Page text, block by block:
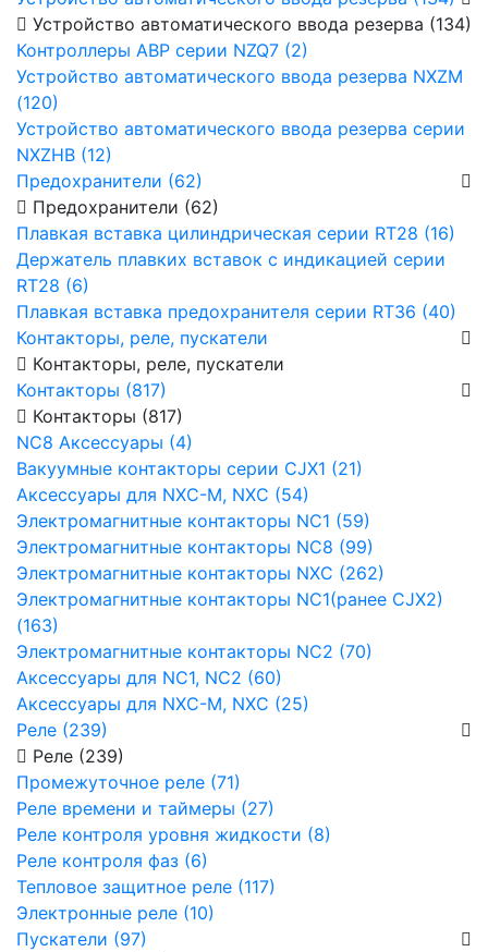
Устройство автоматического ввода резерва (134)
Контроллеры АВР серии NZQ7 (2)
Устройство автоматического ввода резерва NXZM
(120)
Устройство автоматического ввода резерва серии
NXZHB (12)
Предохранители (62)
Предохранители (62)
Плавкая вставка цилиндрическая серии RT28 (16)
Держатель плавких вставок с индикацией серии
RT28 (6)
Плавкая вставка предохранителя серии RT36 (40)
Контакторы, реле, пускатели
Контакторы, реле, пускатели
Контакторы (817)
Контакторы (817)
NC8 Аксессуары (4)
Вакуумные контакторы серии CJX1 (21)
Аксессуары для NXC-M, NXC (54)
Электромагнитные контакторы NC1 (59)
Электромагнитные контакторы NC8 (99)
Электромагнитные контакторы NXC (262)
Электромагнитные контакторы NC1(ранее CJX2)
(163)
Электромагнитные контакторы NC2 (70)
Аксессуары для NC1, NC2 (60)
Аксессуары для NXC-M, NXC (25)
Реле (239)
Реле (239)
Промежуточное реле (71)
Реле времени и таймеры (27)
Реле контроля уровня жидкости (8)
Реле контроля фаз (6)
Тепловое защитное реле (117)
Электронные реле (10)
Пускатели (97)